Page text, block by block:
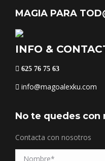
MAGIA PARA
INFO &
625 76 75 63
info@magoalexku.com
No te quedes con
Contacta con nosotros